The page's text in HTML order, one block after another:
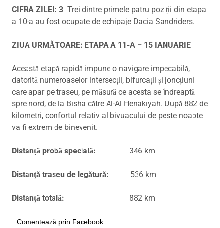
CIFRA ZILEI: 3 Trei dintre primele patru poziții din etapa
a 10-a au fost ocupate de echipaje Dacia Sandriders.
ZIUA URMĂTOARE: ETAPA A 11-A – 15 IANUARIE
Această etapă rapidă impune o navigare impecabilă,
datorită numeroaselor intersecții, bifurcații și joncțiuni
care apar pe traseu, pe măsură ce acesta se îndreaptă
spre nord, de la Bisha către Al-Al Henakiyah. După 882 de
kilometri, confortul relativ al bivuacului de peste noapte
va fi extrem de binevenit.
Distanță probă specială: 346 km
Distanță traseu de legătură: 536 km
Distanță totală: 882 km
Comentează prin Facebook: